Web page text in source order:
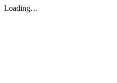
Loading…